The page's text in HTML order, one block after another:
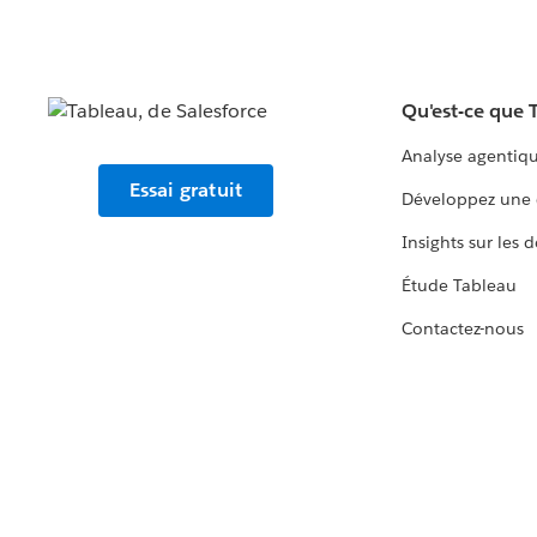
Essai gratuit
Qu'est-ce que
Analyse
Développez
Insights sur les
Étude Tableau
Contactez-nous